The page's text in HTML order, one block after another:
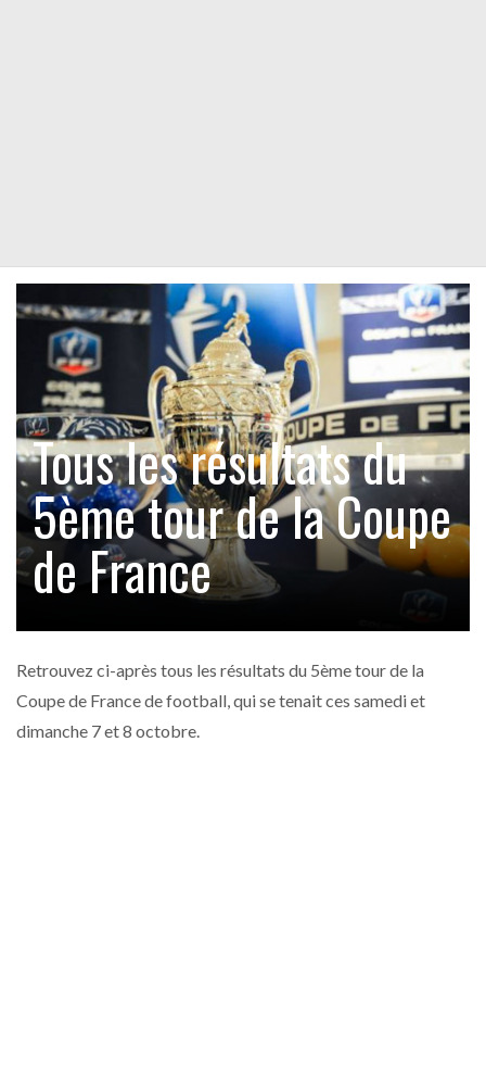
Tous les résultats du
5ème tour de la Coupe
de France
Retrouvez ci-après tous les résultats du 5ème tour de la
Coupe de France de football, qui se tenait ces samedi et
dimanche 7 et 8 octobre.